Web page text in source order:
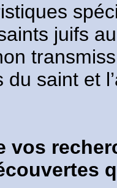
juifs
du saint et
vos